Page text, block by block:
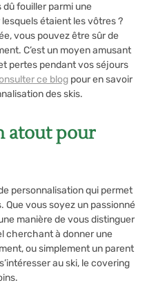
fouiller parmi une
étaient les vôtres ?
vous pouvez être sûr de
C’est un moyen amusant
pertes pendant vos séjours
ce blog pour en savoir
des skis.
atout pour
personnalisation qui permet
Que vous soyez un passionné
manière de vous distinguer
cherchant à donner une
ou simplement un parent
au ski, le covering